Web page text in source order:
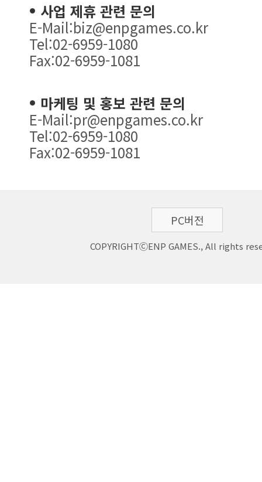
사업 제휴 관련 문의
E-Mail:biz@enpgames.co.kr
Tel:02-6959-1080
Fax:02-6959-1081
마케팅 및 홍보 관련 문의
E-Mail:pr@enpgames.co.kr
Tel:02-6959-1080
Fax:02-6959-1081
PC버전
COPYRIGHTⒸENP GAMES., All rights